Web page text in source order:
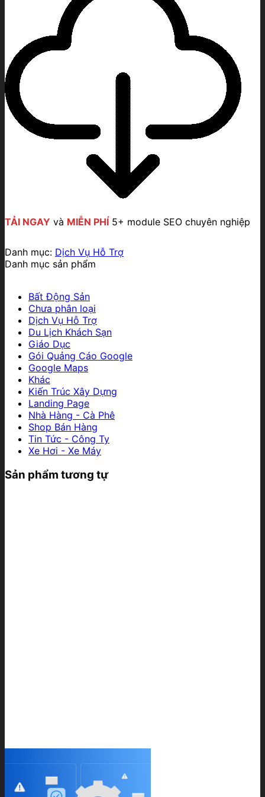
TẢI NGAY và MIỄN PHÍ 5+ module SEO chuyên nghiệp
Danh mục: Dịch Vụ Hỗ Trợ
Danh mục sản phẩm
Bất Động Sản
Chưa phân loại
Dịch Vụ Hỗ Trợ
Du Lịch Khách Sạn
Giáo Dục
Gói Quảng Cáo Google
Google Maps
Khác
Kiến Trúc Xây Dựng
Landing Page
Nhà Hàng - Cà Phê
Shop Bán Hàng
Tin Tức - Công Ty
Xe Hơi - Xe Máy
Sản phẩm tương tự